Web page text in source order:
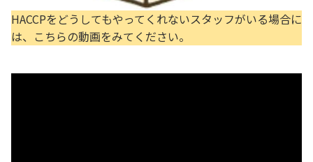
HACCPをどうしてもやってくれないスタッフがいる場合に
は、こちらの動画をみてください。